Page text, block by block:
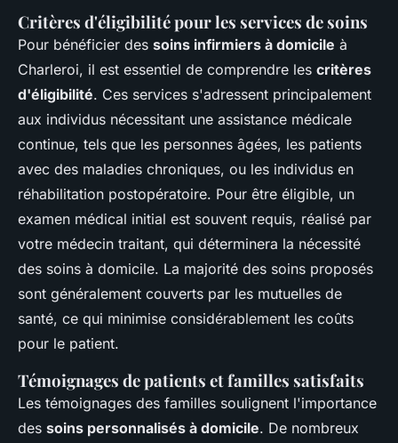
Critères d'éligibilité pour les services de soins
Pour bénéficier des soins infirmiers à domicile à
Charleroi, il est essentiel de comprendre les critères
d'éligibilité. Ces services s'adressent principalement
aux individus nécessitant une assistance médicale
continue, tels que les personnes âgées, les patients
avec des maladies chroniques, ou les individus en
réhabilitation postopératoire. Pour être éligible, un
examen médical initial est souvent requis, réalisé par
votre médecin traitant, qui déterminera la nécessité
des soins à domicile. La majorité des soins proposés
sont généralement couverts par les mutuelles de
santé, ce qui minimise considérablement les coûts
pour le patient.
Témoignages de patients et familles satisfaits
Les témoignages des familles soulignent l'importance
des soins personnalisés à domicile. De nombreux